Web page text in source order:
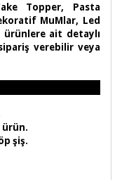
Topper, Pasta
MuMlar, Led
ait detaylı
verebilir veya
ürün.
şiş.